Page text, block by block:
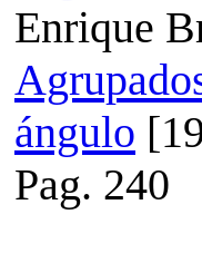
Enrique
ángulo
Pag. 240